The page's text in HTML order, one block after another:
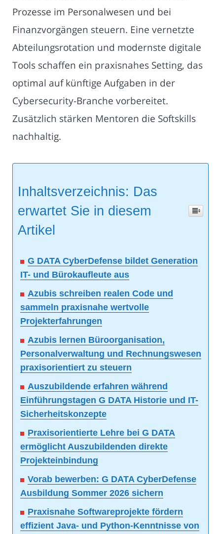
Prozesse im Personalwesen und bei
Finanzvorgängen steuern. Eine vernetzte
Abteilungsrotation und modernste digitale
Tools schaffen ein praxisnahes Setting, das
optimal auf künftige Aufgaben in der
Cybersecurity-Branche vorbereitet.
Zusätzlich stärken Mentoren die Softskills
nachhaltig.
Inhaltsverzeichnis: Das
erwartet Sie in diesem
Artikel
G DATA CyberDefense bildet Generation
IT- und Bürokaufleute aus
Azubis schreiben realen Code und
sammeln praxisnahe wertvolle
Projekterfahrungen
Azubis lernen Büroorganisation,
Personalverwaltung und Rechnungswesen
praxisorientiert zu steuern
Auszubildende erfahren während
Einführungstagen G DATA Historie und IT-
Sicherheitskonzepte
Praxisorientierte Lehre bei G DATA
ermöglicht Auszubildenden direkte
Projekteinbindung
Vorab bewerben: G DATA CyberDefense
Ausbildung Sommer 2026 sichern
Praxisnahe Softwareprojekte fördern
effizient Java- und Python-Kenntnisse von